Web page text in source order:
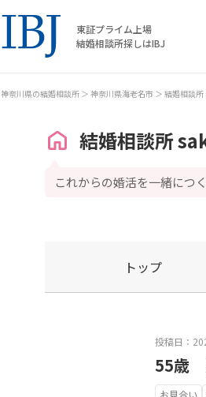
東証プライム上場
結婚相談所探しはIBJ
神奈川県の結婚相談所 神奈川県海老名市 結婚相談
結婚相談所
これからの婚活を一緒につ
トップ
投稿日：
55歳
お見合い